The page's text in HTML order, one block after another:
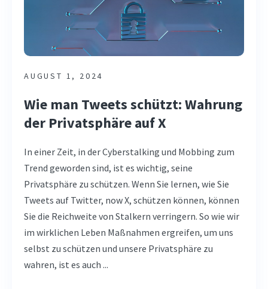
AUGUST 1, 2024
Wie man Tweets schützt: Wahrung
der Privatsphäre auf X
In einer Zeit, in der Cyberstalking und Mobbing zum
Trend geworden sind, ist es wichtig, seine
Privatsphäre zu schützen. Wenn Sie lernen, wie Sie
Tweets auf Twitter, now X, schützen können, können
Sie die Reichweite von Stalkern verringern. So wie wir
im wirklichen Leben Maßnahmen ergreifen, um uns
selbst zu schützen und unsere Privatsphäre zu
wahren, ist es auch ...